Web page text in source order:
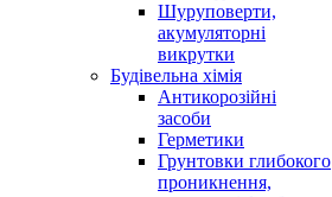
Шуруповерти,
акумуляторні
викрутки
Будівельна хімія
Антикорозійні
засоби
Герметики
Грунтовки глибокого
проникнення,